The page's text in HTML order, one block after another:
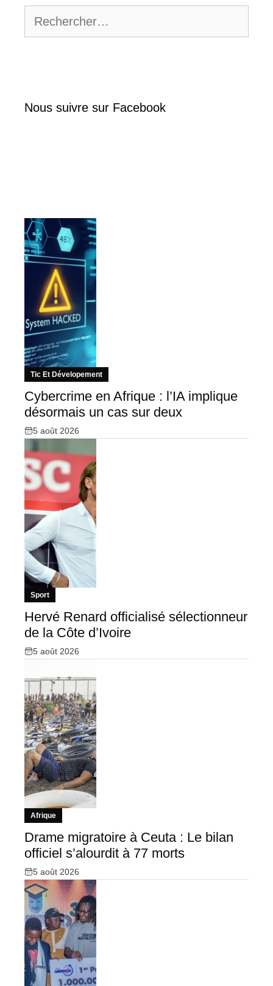
Nous suivre sur Facebook
Tic Et Dévelopement
Cybercrime en Afrique : l’IA implique
désormais un cas sur deux
5 août 2026
Sport
Hervé Renard officialisé sélectionneur
de la Côte d’Ivoire
5 août 2026
Afrique
Drame migratoire à Ceuta : Le bilan
officiel s’alourdit à 77 morts
5 août 2026